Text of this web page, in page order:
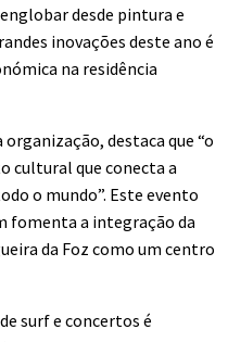
desde pintura e
inovações deste ano é
na residência
destaca que “o
cultural que conecta a
o mundo”. Este evento
fomenta a integração da
da Foz como um centro
surf e concertos é